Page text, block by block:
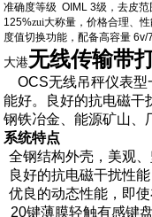
准确度等级 OIML 3级，去皮范
125%zui大称量，价格合理、
度值切换功能，配备高容量6v/
大港无线传输带
OCS无线吊秤仪表
能好。良好的抗电磁干
钢铁冶金、能源矿山、
系统特点
全钢结构外壳，美观
良好的抗电磁干扰性
优良的动态性能，即
20键薄膜轻触有感键